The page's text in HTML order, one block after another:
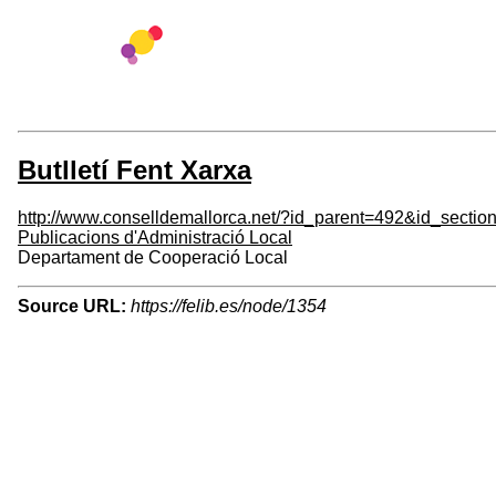
Butlletí Fent Xarxa
http://www.conselldemallorca.net/
Publicacions d'Administració Local
Departament de Cooperació Local
Source URL: https://felib.es/node/1354